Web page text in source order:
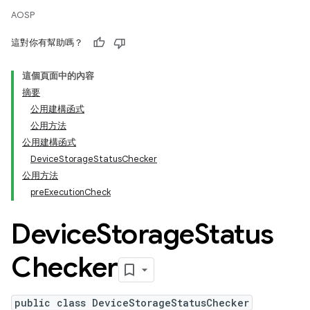
AOSP
這對你有幫助嗎？
這個頁面中的內容
摘要
公用建構函式
公用方法
公用建構函式
DeviceStorageStatusChecker
公用方法
preExecutionCheck
DeviceStorageStatus
Checker
public class DeviceStorageStatusChecker